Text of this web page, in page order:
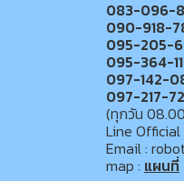
083-096-
090-918-
095-205-
095-364-
097-142-
097-217-
(ทุกวัน
Line Official
Email :
map : แผนที่